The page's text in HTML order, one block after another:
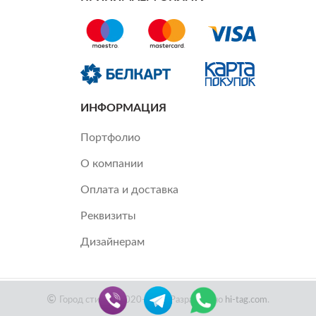
ИНФОРМАЦИЯ
Портфолио
О компании
Оплата и доставка
Реквизиты
Дизайнерам
Город стиля ©2020-2022 Разработано hi-tag.com.